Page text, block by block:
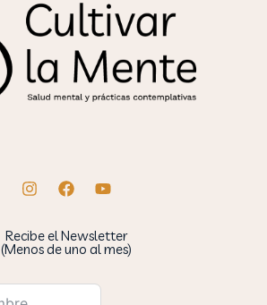
Recibe el Newsletter
(Menos de uno al mes)